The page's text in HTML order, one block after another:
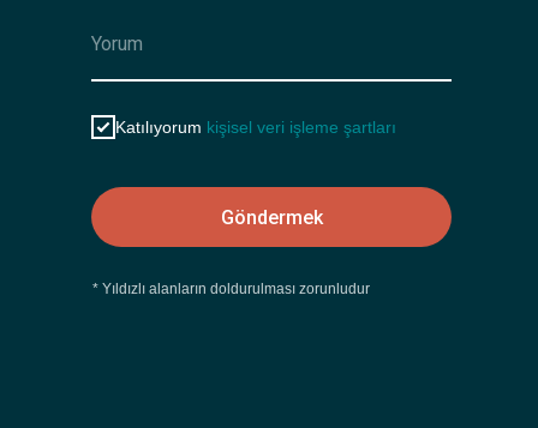
* Yıldızlı alanların doldurulması zorunludur
Katılıyorum kişisel veri işleme şartları
Göndermek